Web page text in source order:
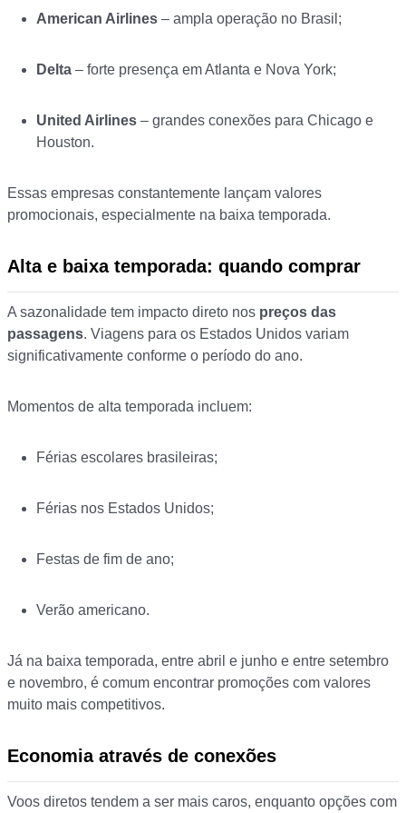
American Airlines – ampla operação no Brasil;
Delta – forte presença em Atlanta e Nova York;
United Airlines – grandes conexões para Chicago e
Houston.
Essas empresas constantemente lançam valores
promocionais, especialmente na baixa temporada.
Alta e baixa temporada: quando comprar
A sazonalidade tem impacto direto nos preços das
passagens. Viagens para os Estados Unidos variam
significativamente conforme o período do ano.
Momentos de alta temporada incluem:
Férias escolares brasileiras;
Férias nos Estados Unidos;
Festas de fim de ano;
Verão americano.
Já na baixa temporada, entre abril e junho e entre setembro
e novembro, é comum encontrar promoções com valores
muito mais competitivos.
Economia através de conexões
Voos diretos tendem a ser mais caros, enquanto opções com